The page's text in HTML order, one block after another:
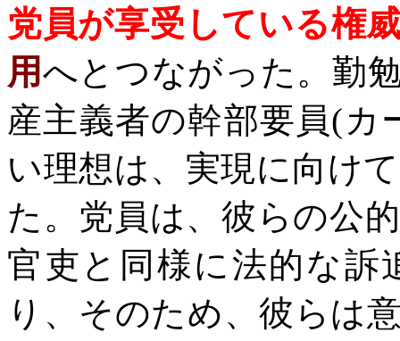
党員が享受している権
用へとつながった。勤
産主義者の幹部要員(カ
い理想は、実現に向け
た。党員は、彼らの公
官吏と同様に法的な訴
り、そのため、彼らは